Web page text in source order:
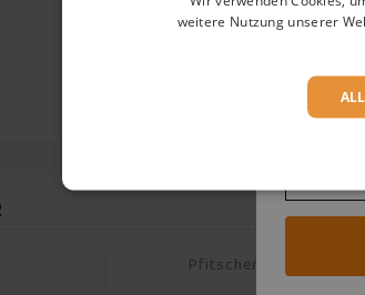
Pfitscher
10 %
–
weitere Nutzung unserer